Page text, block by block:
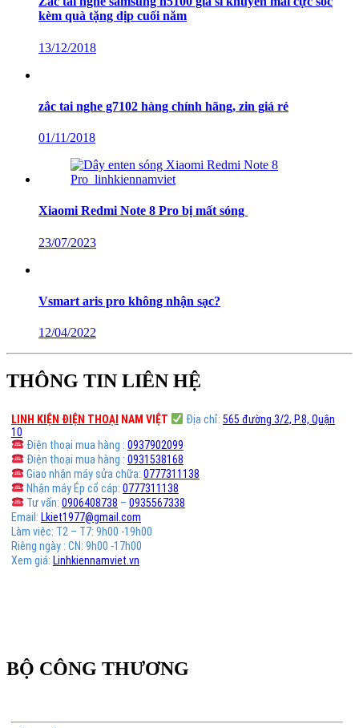
kèm quà tặng dịp cuối năm
13/12/2018
zắc tai nghe g7102 hàng chính hãng, zin giá rẻ
01/11/2018
Xiaomi Redmi Note 8 Pro bị mất sóng
23/07/2023
Vsmart aris pro không nhận sạc?
12/04/2022
THÔNG TIN LIÊN HỆ
LINH KIỆN ĐIỆN THOẠI NAM VIỆT Địa chỉ: 565 đường 3/2, P.8, Quận
10
Điện thoại mua hàng : 0937902099
Điện thoại mua hàng : 0931538168
Giao nhận máy sửa chữa: 0777311138
Nhận máy Ép cổ cáp: 0777311138
Tư vấn: 0906408738 – 0935567338
Email: Lkiet1977@gmail.com
Làm việc: T2 – T7: 9h00 -19h00
Riêng ngày : CN: 9h00 -17h00
Xem giá: Linhkiennamviet.vn
BỘ CÔNG THƯƠNG